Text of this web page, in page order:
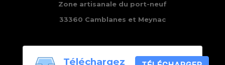
Zone artisanale du port-neuf
33360 Camblanes et Meynac
Téléchargez